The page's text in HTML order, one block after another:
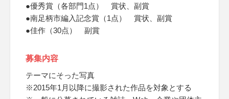
●優秀賞（各部門1点） 賞状、副賞
●南足柄市編入記念賞（1点） 賞状、副賞
●佳作（30点） 副賞
募集内容
テーマにそった写真
※2015年1月以降に撮影された作品を対象とする